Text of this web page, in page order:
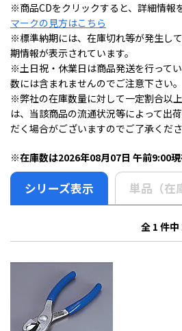
※商品CDをクリックすると、詳細情報
マークの見方はこちら
※標準納期には、在庫切れ等が発生し
期情報が表示されています。
※土日祝・休業日は商品発送を行って
数には含まれませんのでご注意下さい。
※弊社の在庫数量に対して一定割合以
は、当該商品の流通状況等によって出
だく場合がございますのでご了承くださ
※在庫数は2026年08月07日 午前9:00現
シリーズ表示 単品（在
全 1 件